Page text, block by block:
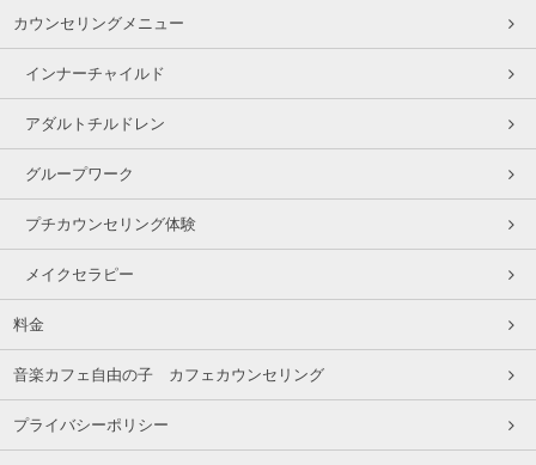
カウンセリングメニュー
インナーチャイルド
アダルトチルドレン
グループワーク
プチカウンセリング体験
メイクセラピー
料金
音楽カフェ自由の子 カフェカウンセリング
プライバシーポリシー